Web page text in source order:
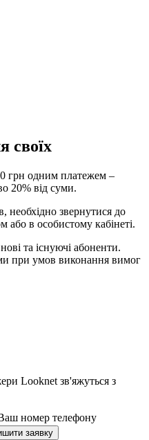
своїх
грн одним платежем –
20% від суми.
необхідно звернутися до
або в особистому кабінеті.
та існуючі абоненти.
при умов виконання вимог
Looknet зв'яжуться з
номер телефону
заявку